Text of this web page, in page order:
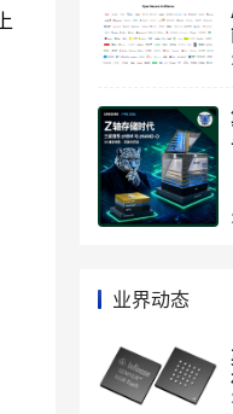
业界动态